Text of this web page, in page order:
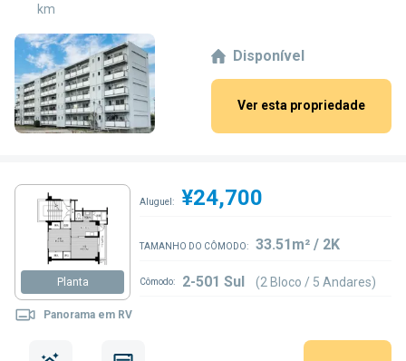
km
Disponível
Ver esta propriedade
Planta
Panorama em RV
Aluguel: ¥24,700
TAMANHO DO CÔMODO: 33.51m² / 2K
Cômodo: 2-501 Sul (2 Bloco / 5 Andares)